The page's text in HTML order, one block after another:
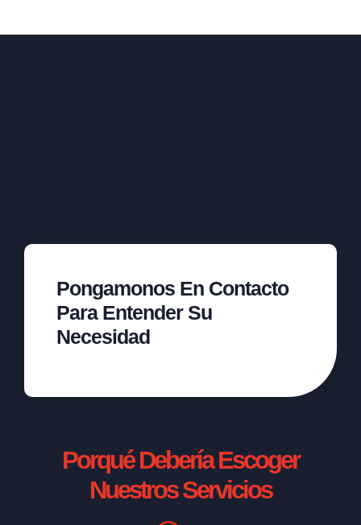
Pongamonos En Contacto
Para Entender Su
Necesidad
Porqué Debería Escoger
Nuestros Servicios